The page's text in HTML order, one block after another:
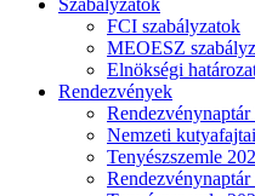
Szabályzatok
FCI szabályzatok
MEOESZ
Elnökségi
Rendezvények
Rendezvénynaptár
Nemzeti
Tenyészszemle
Rendezvénynaptár